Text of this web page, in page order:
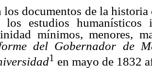
los documentos de la
los estudios humanísticos
mínimos, menores,
del Gobernador de
1 en mayo de 1832